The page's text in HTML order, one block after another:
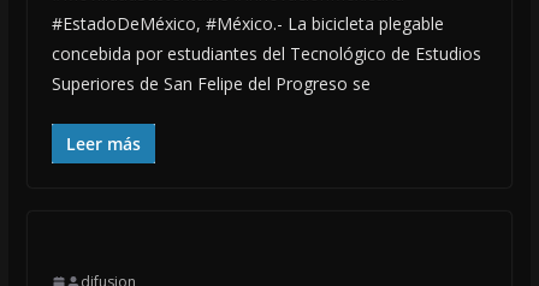
#EstadoDeMéxico, #México.- La bicicleta plegable
concebida por estudiantes del Tecnológico de Estudios
Superiores de San Felipe del Progreso se
Leer más
difusion